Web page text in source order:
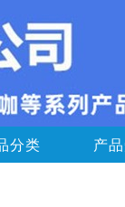
分类 产